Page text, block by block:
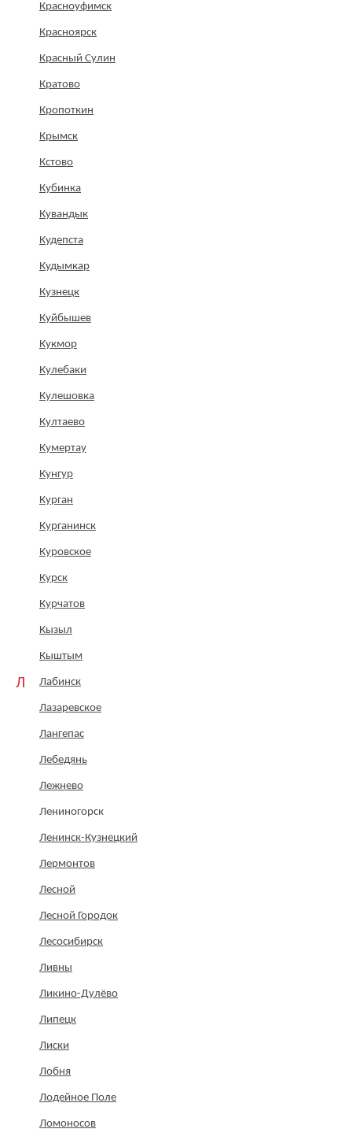
Красноуфимск
Красноярск
Красный Сулин
Кратово
Кропоткин
Крымск
Кстово
Кубинка
Кувандык
Кудепста
Кудымкар
Кузнецк
Куйбышев
Кукмор
Кулебаки
Кулешовка
Култаево
Кумертау
Кунгур
Курган
Курганинск
Куровское
Курск
Курчатов
Кызыл
Кыштым
Л Лабинск
Лазаревское
Лангепас
Лебедянь
Лежнево
Лениногорск
Ленинск-Кузнецкий
Лермонтов
Лесной
Лесной Городок
Лесосибирск
Ливны
Ликино-Дулёво
Липецк
Лиски
Лобня
Лодейное Поле
Ломоносов